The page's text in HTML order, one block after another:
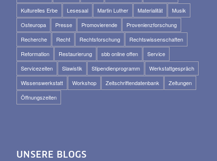
Kulturelles Erbe
Lesesaal Martin Luther Materialität
Musik
Osteuropa
Presse Promovierende
Provenienzforschung
Recherche
Recht Rechtsforschung
Rechtswissenschaften
Reformation
Restaurierung sbb online offen
Service
Servicezeiten
Slawistik Stipendienprogramm
Werkstattgespräch
Wissenswerkstatt
Workshop Zeitschriftendatenbank
Zeitungen
Öffnungszeiten
UNSERE BLOGS